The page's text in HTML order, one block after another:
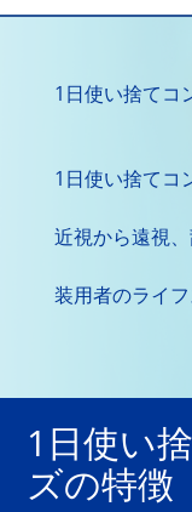
1日使い捨て
乱視用
マルチフォー
レンズケア製
MARLO
1日使い捨てコ
1日使い捨てコ
近視から遠視
装用者のライ
1日使い
ズの特徴